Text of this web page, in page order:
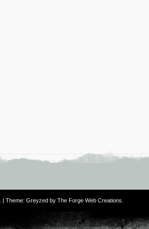
. | Theme: Greyzed by The Forge Web Creations